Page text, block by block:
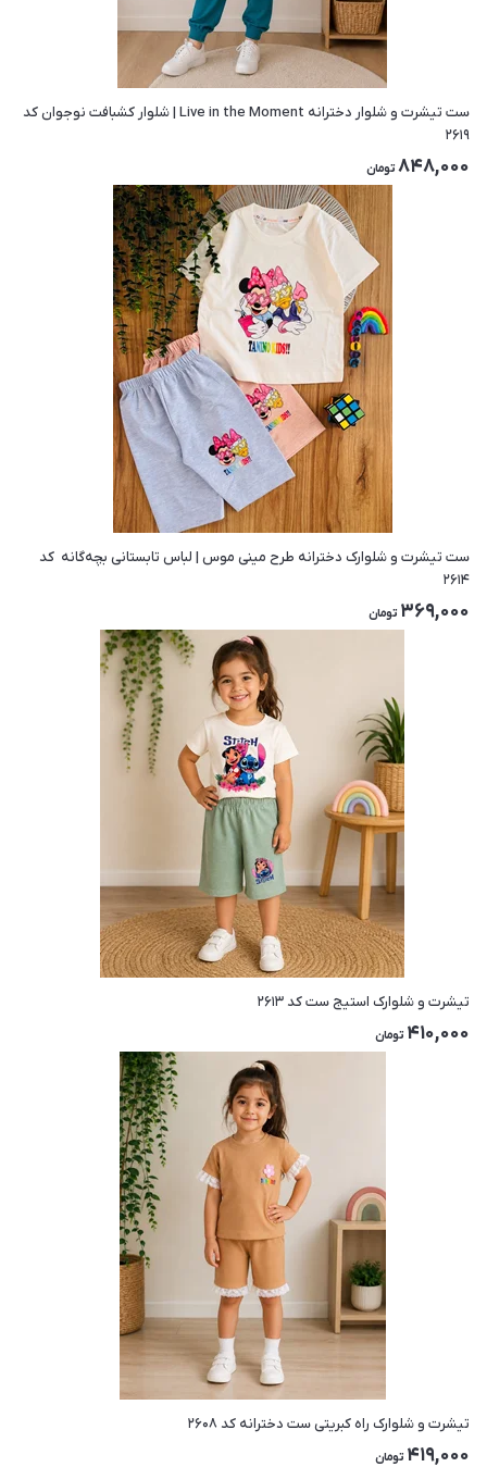
ست تیشرت و شلوار دخترانه Live in the Moment | شلوار کشبافت نوجوان کد
۲۶۱۹
848,000 تومان
ست تیشرت و شلوارک دخترانه طرح مینی موس | لباس تابستانی بچه‌گانه ‌ کد
۲۶۱۴
369,000 تومان
تیشرت و شلوارک استیج ست کد ۲۶۱۳
410,000 تومان
تیشرت و شلوارک راه کبریتی ست دخترانه کد ۲۶۰۸
419,000 تومان